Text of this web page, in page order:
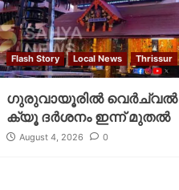
Flash Story Local News Thrissur
ഗുരുവായൂരില്‍ വെര്‍ച്വല്‍
ക്യൂ ദര്‍ശനം ഇന്ന് മുതല്‍
August 4, 2026 0